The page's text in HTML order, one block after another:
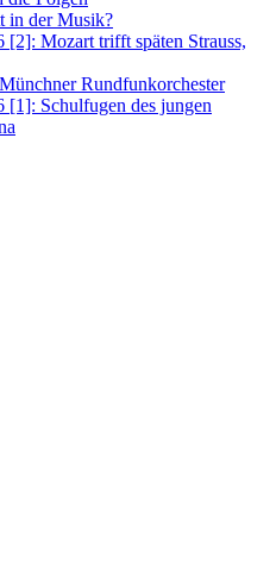
in der Musik?
[2]: Mozart trifft späten Strauss,
Rundfunkorchester
[1]: Schulfugen des jungen